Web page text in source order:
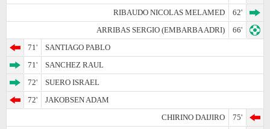
RIBAUDO NICOLAS MELAMED
62'
ARRIBAS SERGIO (EMBARBA ADRI)
66'
71'
SANTIAGO PABLO
71'
SANCHEZ RAUL
72'
SUERO ISRAEL
72'
JAKOBSEN ADAM
CHIRINO DAIJIRO
75'